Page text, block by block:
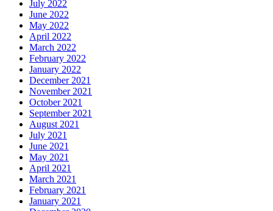
July 2022
June 2022
May 2022
April 2022
March 2022
February 2022
January 2022
December 2021
November 2021
October 2021
September 2021
August 2021
July 2021
June 2021
May 2021
April 2021
March 2021
February 2021
January 2021